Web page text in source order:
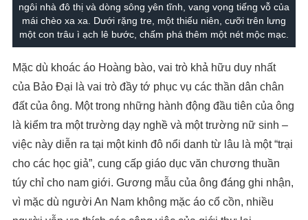
ngôi nhà đô thị và dòng sông yên tĩnh, vang vọng tiếng vỗ của
mái chèo xa xa. Dưới rặng tre, một thiếu niên, cưỡi trên lưng
một con trâu ì ạch lê bước, chấm phá thêm một nét mộc mạc.
Mặc dù khoác áo Hoàng bào, vai trò khả hữu duy nhất
của Bảo Đại là vai trò đầy tớ phục vụ các thần dân chân
đất của ông. Một trong những hành động đầu tiên của ông
là kiểm tra một trường dạy nghề và một trường nữ sinh –
việc này diễn ra tại một kinh đô nổi danh từ lâu là một “trại
cho các học giả”, cung cấp giáo dục văn chương thuần
túy chỉ cho nam giới. Gương mẫu của ông đáng ghi nhận,
vì mặc dù người An Nam không mặc áo cổ cồn, nhiều